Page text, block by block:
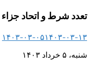
تعدد شرط و اتحاد جزاء
۱۴۰۳-۰۳-۰۵۱۴۰۳-۰۳-۱۳
شنبه، ۵ خرداد ۱۴۰۳